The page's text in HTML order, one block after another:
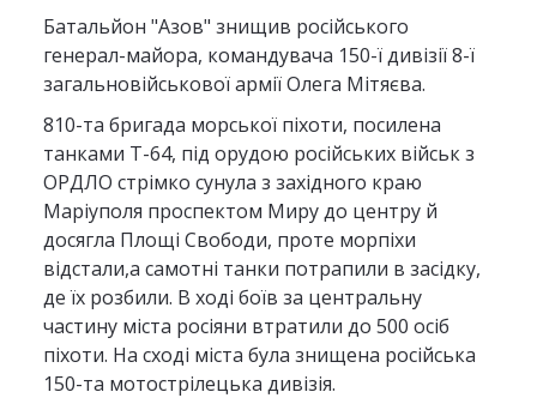
Батальйон "Азов" знищив російського
генерал-майора, командувача 150-ї дивізії 8-ї
загальновійськової армії Олега Мітяєва.
810-та бригада морської піхоти, посилена
танками Т-64, під орудою російських військ з
ОРДЛО стрімко сунула з західного краю
Маріуполя проспектом Миру до центру й
досягла Площі Свободи, проте морпіхи
відстали,а самотні танки потрапили в засідку,
де їх розбили. В ході боїв за центральну
частину міста росіяни втратили до 500 осіб
піхоти. На сході міста була знищена російська
150-та мотострілецька дивізія.